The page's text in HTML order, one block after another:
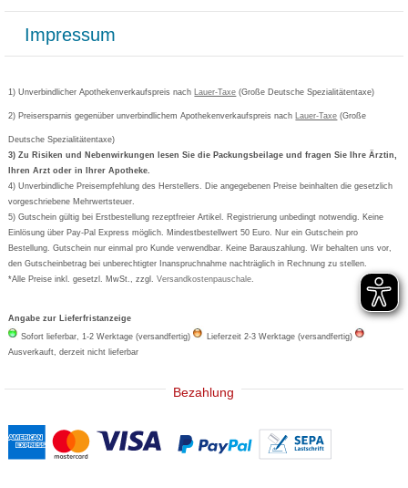
AGB
Cookie-Einstellungen
Vertrag widerrufen
Versandkosten
Bestellschein ausfüllen
Newsletteranmeldung
Bonusprogramm
Gutschein und Rabatte
Kundenbewertung
Grippostad
Bepanthen
Formoline
Wick
Eucerin
Basica
Impressum
1) Unverbindlicher Apothekenverkaufspreis nach Lauer-Taxe (Große Deutsche Spezialitätentaxe)
2) Preisersparnis gegenüber unverbindlichem Apothekenverkaufspreis nach Lauer-Taxe (Große
Deutsche Spezialitätentaxe)
3) Zu Risiken und Nebenwirkungen lesen Sie die Packungsbeilage und fragen Sie Ihre Ärztin,
Ihren Arzt oder in Ihrer Apotheke.
4) Unverbindliche Preisempfehlung des Herstellers. Die angegebenen Preise beinhalten die gesetzlich
vorgeschriebene Mehrwertsteuer.
5) Gutschein gültig bei Erstbestellung rezeptfreier Artikel. Registrierung unbedingt notwendig. Keine
Einlösung über Pay-Pal Express möglich. Mindestbestellwert 50 Euro. Nur ein Gutschein pro
Bestellung. Gutschein nur einmal pro Kunde verwendbar. Keine Barauszahlung. Wir behalten uns vor,
den Gutscheinbetrag bei unberechtigter Inanspruchnahme nachträglich in Rechnung zu stellen.
*Alle Preise inkl. gesetzl. MwSt., zzgl.Versandkostenpauschale.
Angabe zur Lieferfristanzeige
Sofort lieferbar, 1-2 Werktage (versandfertig)
Lieferzeit 2-3 Werktage (versandfertig)
Ausverkauft, derzeit nicht lieferbar
Bezahlung